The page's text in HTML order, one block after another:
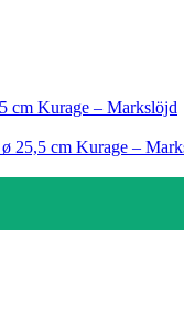
cm Kurage – Markslöjd
25,5 cm Kurage –